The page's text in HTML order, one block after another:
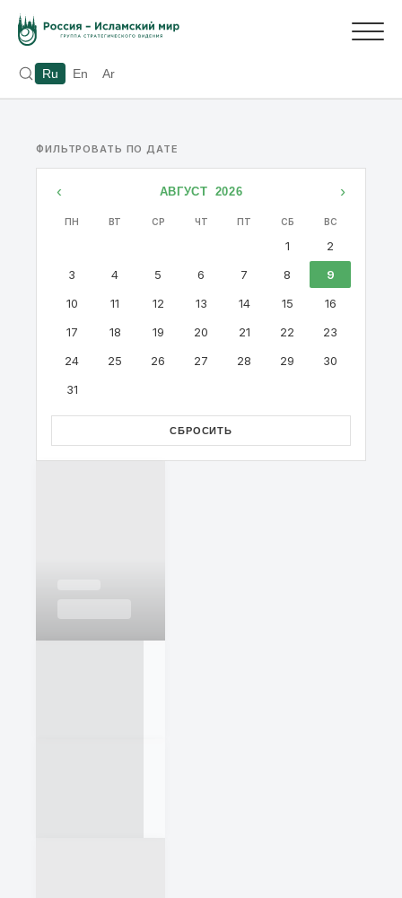
Ru En Ar
ФИЛЬТРОВАТЬ ПО ДАТЕ
‹ АВГУСТ 2026 ›
ПН ВТ СР ЧТ ПТ СБ ВС
1
2
3
4 5 6 7 8
9
10
11 12 13 14 15
16
17
18 19 20 21 22
23
24
25 26 27 28 29
30
31
СБРОСИТЬ